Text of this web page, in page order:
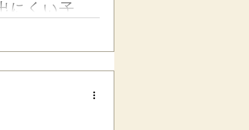
にくい子の
らいイヤだったのか」
子どもの気持ちが大バ
だよね〜」 と念仏のよ